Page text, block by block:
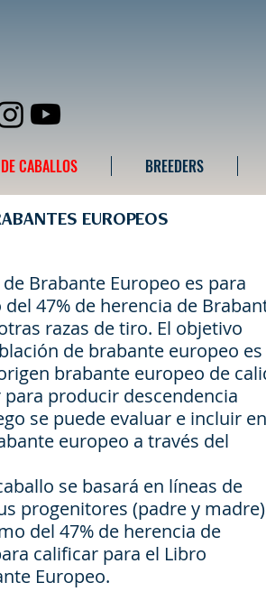
CABALLOS BREEDERS
EUROPEOS
Brabante Europeo es para
47% de herencia de
razas de tiro. El objetivo
de brabante europeo es
brabante europeo de
producir descendencia
se puede evaluar e incluir
europeo a través del
se basará en líneas de
progenitores (padre y
del 47% de herencia de
calificar para el Libro
Europeo.